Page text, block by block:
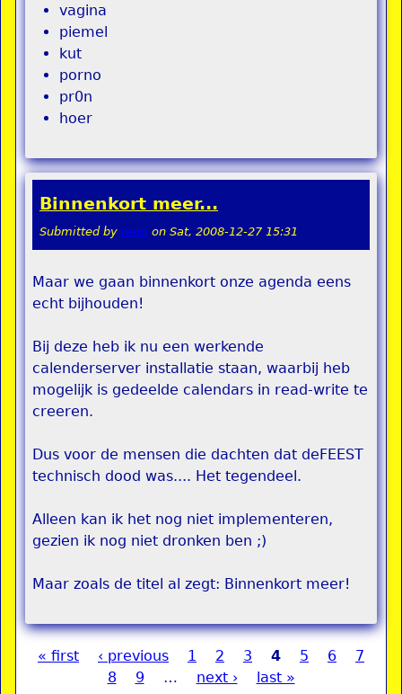
vagina
piemel
kut
porno
pr0n
hoer
Binnenkort meer...
Submitted by remi on Sat, 2008-12-27 15:31
Maar we gaan binnenkort onze agenda eens
echt bijhouden!
Bij deze heb ik nu een werkende
calenderserver installatie staan, waarbij heb
mogelijk is gedeelde calendars in read-write te
creeren.
Dus voor de mensen die dachten dat deFEEST
technisch dood was.... Het tegendeel.
Alleen kan ik het nog niet implementeren,
gezien ik nog niet dronken ben ;)
Maar zoals de titel al zegt: Binnenkort meer!
« first ‹ previous 1 2 3 4 5 6
7
8
9 … next › last »